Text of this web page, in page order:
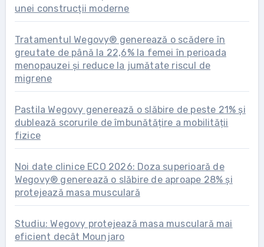
unei construcții moderne
Tratamentul Wegovy® generează o scădere în
greutate de până la 22,6% la femei în perioada
menopauzei și reduce la jumătate riscul de
migrene
Pastila Wegovy generează o slăbire de peste 21% și
dublează scorurile de îmbunătățire a mobilității
fizice
Noi date clinice ECO 2026: Doza superioară de
Wegovy® generează o slăbire de aproape 28% și
protejează masa musculară
Studiu: Wegovy protejează masa musculară mai
eficient decât Mounjaro